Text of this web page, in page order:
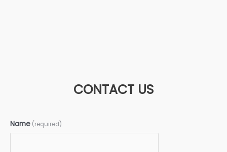
CONTACT US
Name (required)